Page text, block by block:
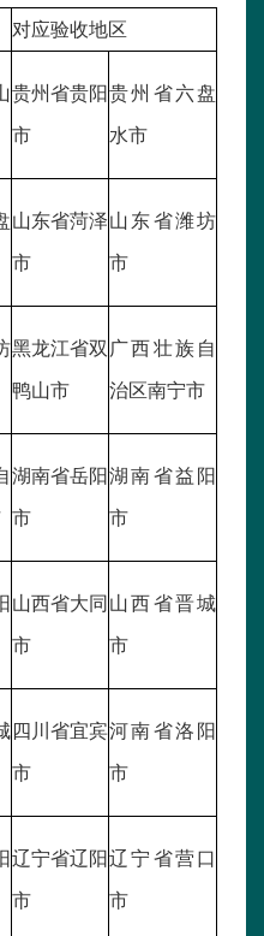
对应验收地区
贵州省贵阳
市
贵州省六盘
水市
山东省菏泽
市
山东省潍坊
市
黑龙江省双
鸭山市
广西壮族自
治区南宁市
湖南省岳阳
市
湖南省益阳
市
山西省大同
市
山西省晋城
市
四川省宜宾
市
河南省洛阳
市
辽宁省辽阳
市
辽宁省营口
市